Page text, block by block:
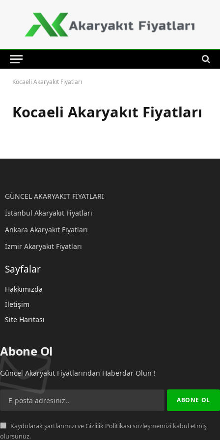
Kocaeli Akaryakıt Fiyatları
Kocaeli Akaryakıt Fiyatları
GÜNCEL AKARYAKIT FİYATLARI
İstanbul Akaryakıt Fiyatları
Ankara Akaryakıt Fiyatları
İzmir Akaryakıt Fiyatları
Sayfalar
Hakkımızda
İletişim
Site Haritası
Abone Ol
Güncel Akaryakıt Fiyatlarından Haberdar Olun !
Kaydolarak şartlarımızı veGizlilik Politikasısözleşmemizi kabul etmiş
olursunuz.